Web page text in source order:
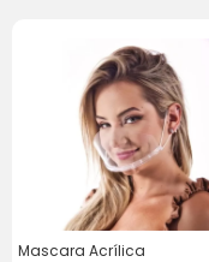
Mascara Acrílica